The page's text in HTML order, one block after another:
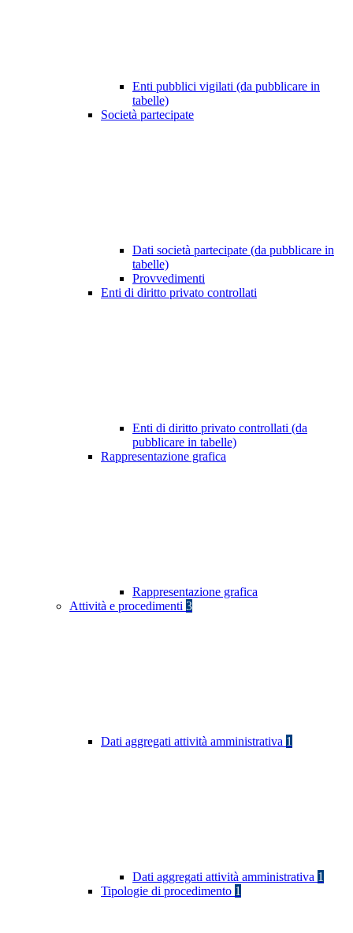
Enti pubblici vigilati (da pubblicare in
tabelle)
Società partecipate
Dati società partecipate (da pubblicare in
tabelle)
Provvedimenti
Enti di diritto privato controllati
Enti di diritto privato controllati (da
pubblicare in tabelle)
Rappresentazione grafica
Rappresentazione grafica
Attività e procedimenti 3
Dati aggregati attività amministrativa 1
Dati aggregati attività amministrativa 1
Tipologie di procedimento 1